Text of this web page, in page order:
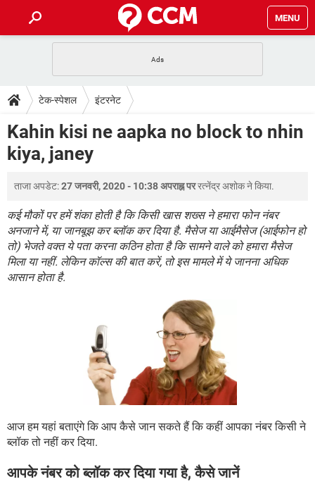
MENU
फोन पर अकाउंट बैलेंस चेक
WhatsApp Hack हो गया? Lucky Patcher यूज करें
टेक-स्पेशल
2020 के फ्री एंटीवायरस
बेस्ट फ्री ऑनलाइन गेम्स
डाउनलोड
Vidmate
FORUM
TikTok Account Freeze हो गया JioPhone में TikTok डाउनलोड
SBI बैंक अकाउंट नंबर पता करें
केबल और कनेक्टर्स कंप्यूटर बस
सीरियल और पैरलल पोर्ट
टेक-स्पेशल इंटरनेट
Kahin kisi ne aapka no block to nhin
kiya, janey
ताजा अपडेट:27 जनवरी, 2020 - 10:38 अपराह्न पररत्नेंद्र अशोकने किया.
कई मौकों पर हमें शंका होती है कि किसी खास शख्स ने हमारा फोन नंबर
अनजाने में, या जानबूझ कर ब्लॉक कर दिया है. मैसेज या आईमैसेज (आईफोन हो
तो) भेजते वक्त ये पता करना कठिन होता है कि सामने वाले को हमारा मैसेज
मिला या नहीं. लेकिन कॉल्स की बात करें, तो इस मामले में ये जानना अधिक
आसान होता है.
आज हम यहां बताएंगे कि आप कैसे जान सकते हैं कि कहीं आपका नंबर किसी ने
ब्लॉक तो नहीं कर दिया.
आपके नंबर को ब्लॉक कर दिया गया है, कैसे जानें